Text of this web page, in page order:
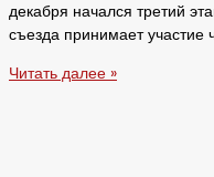
декабря начался третий
съезда принимает
Читать далее »